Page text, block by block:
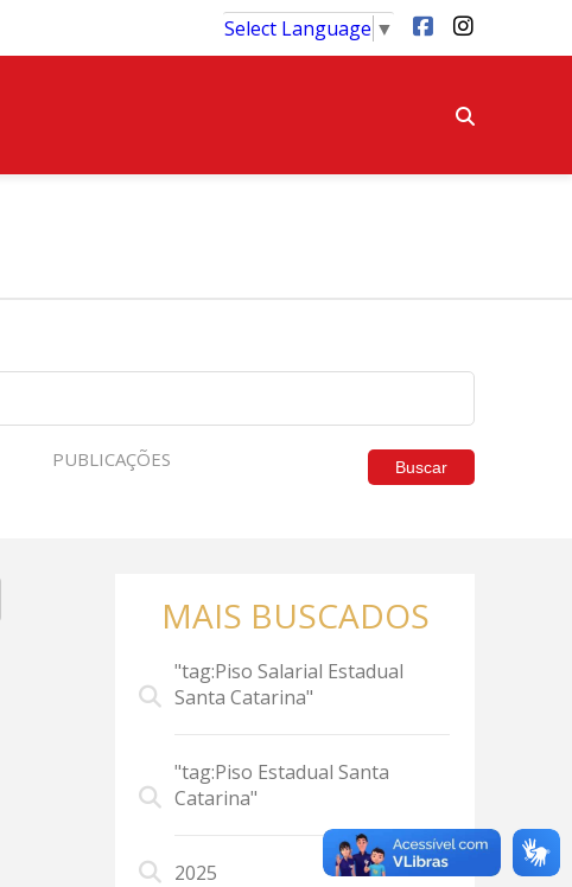
Select Language ▼
PUBLICAÇÕES Buscar
MAIS BUSCADOS
"tag:Piso Salarial Estadual
Santa Catarina"
"tag:Piso Estadual Santa
Catarina"
2025